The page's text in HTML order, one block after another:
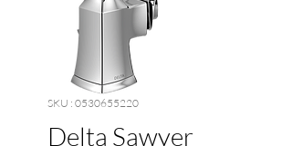
SKU : 0530655220
Delta Sawyer